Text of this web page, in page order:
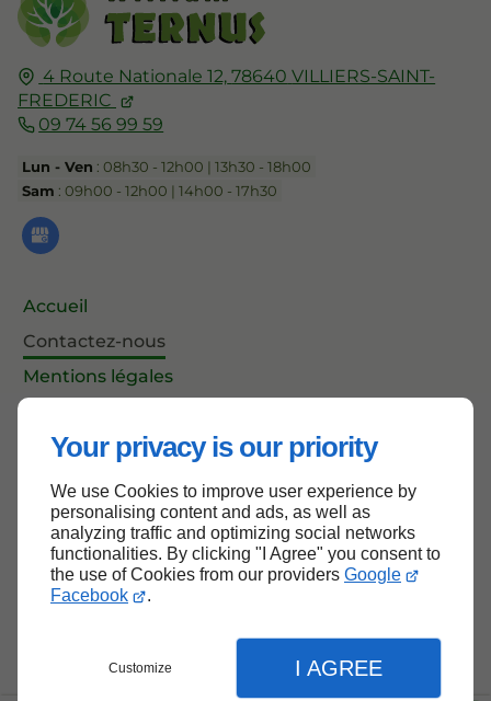
Your privacy is our priority
We use Cookies to improve user experience by
personalising content and ads, as well as
analyzing traffic and optimizing social networks
functionalities. By clicking "I Agree" you consent to
the use of Cookies from our providers Google
Facebook
.
Customize I AGREE
4 Route Nationale 12, 78640 VILLIERS-SAINT-
FREDERIC
09 74 56 99 59
Lun - Ven : 08h30 - 12h00 | 13h30 - 18h00
Sam : 09h00 - 12h00 | 14h00 - 17h30
Accueil
Contactez-nous
Mentions légales
Haut de page